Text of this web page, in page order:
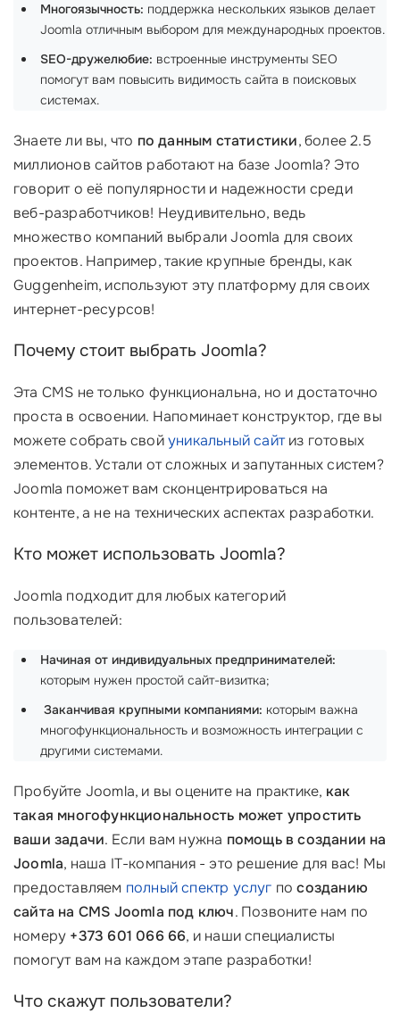
Многоязычность: поддержка нескольких языков делает
Joomla отличным выбором для международных проектов.
SEO-дружелюбие: встроенные инструменты SEO
помогут вам повысить видимость сайта в поисковых
системах.
Знаете ли вы, что по данным статистики, более 2.5
миллионов сайтов работают на базе Joomla? Это
говорит о её популярности и надежности среди
веб-разработчиков! Неудивительно, ведь
множество компаний выбрали Joomla для своих
проектов. Например, такие крупные бренды, как
Guggenheim, используют эту платформу для своих
интернет-ресурсов!
Почему стоит выбрать Joomla?
Эта CMS не только функциональна, но и достаточно
проста в освоении. Напоминает конструктор, где вы
можете собрать свойуникальный сайтиз готовых
элементов. Устали от сложных и запутанных систем?
Joomla поможет вам сконцентрироваться на
контенте, а не на технических аспектах разработки.
Кто может использовать Joomla?
Joomla подходит для любых категорий
пользователей:
Начиная от индивидуальных предпринимателей:
которым нужен простой сайт-визитка;
Заканчивая крупными компаниями: которым важна
многофункциональность и возможность интеграции с
другими системами.
Пробуйте Joomla, и вы оцените на практике, как
такая многофункциональность может упростить
ваши задачи. Если вам нужна помощь в создании на
Joomla, наша IT-компания - это решение для вас! Мы
предоставляем полный спектр услуг посозданию
сайта на CMS Joomla под ключ. Позвоните нам по
номеру +373 601 066 66, и наши специалисты
помогут вам на каждом этапе разработки!
Что скажут пользователи?